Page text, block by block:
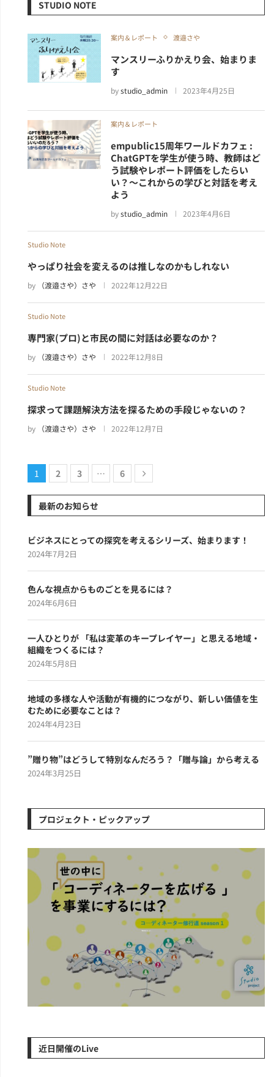
STUDIO NOTE
案内＆レポート 渡邉さや
マンスリーふりかえり会、始まりま
す
bystudio_admin 2023年4月25日
案内＆レポート
empublic15周年ワールドカフェ :
ChatGPTを学生が使う時、教師はど
う試験やレポート評価をしたらい
い？～これからの学びと対話を考え
よう
bystudio_admin 2023年4月6日
Studio Note
やっぱり社会を変えるのは推しなのかもしれない
by （渡邉さや）さや 2022年12月22日
Studio Note
専門家(プロ)と市民の間に対話は必要なのか？
by （渡邉さや）さや 2022年12月8日
Studio Note
探求って課題解決方法を探るための手段じゃないの？
by （渡邉さや）さや 2022年12月7日
1 2 3 … 6
最新のお知らせ
ビジネスにとっての探究を考えるシリーズ、始まります！
2024年7月2日
色んな視点からものごとを見るには？
2024年6月6日
一人ひとりが 「私は変革のキープレイヤー」と思える地域・
組織をつくるには？
2024年5月8日
地域の多様な人や活動が有機的につながり、新しい価値を生
むために必要なことは？
2024年4月23日
”贈り物”はどうして特別なんだろう？「贈与論」から考える
2024年3月25日
プロジェクト・ピックアップ
「世の中にコーデ...
近日開催のLive